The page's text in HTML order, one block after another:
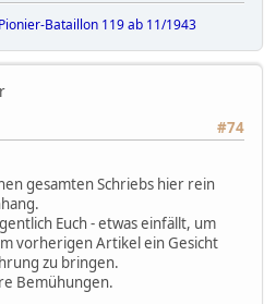
Bataillon 119 ab 11/1943
#74
gesamten Schriebs hier rein
Euch - etwas einfällt, um
vorherigen Artikel ein Gesicht
zu bringen.
Bemühungen.